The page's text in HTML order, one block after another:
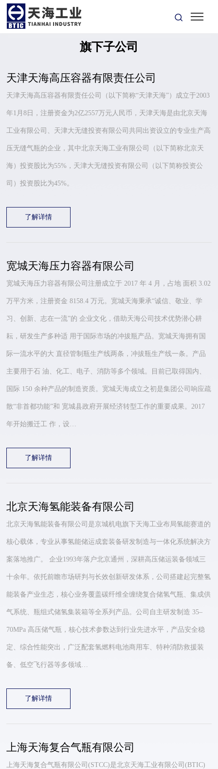
旗下子公司
旗下子公司
天津天海高压容器有限责任公司
天津天海高压容器有限责任公司（以下简称“天津天海”）成立于2003
年1月8日，注册资金为2亿2557万元人民币，天津天海是由北京天海
工业有限公司、天津大无缝投资有限公司共同出资设立的专业生产高
压无缝气瓶的企业，其中北京天海工业有限公司（以下简称北京天
海）投资股比为55%，天津大无缝投资有限公司（以下简称投资公
司）投资股比为45%。
了解详情
宽城天海压力容器有限公司
宽城天海压力容器有限公司注册成立于 2017 年 4 月，占地 面积 3.02
万平方米，注册资金 8158.4 万元。宽城天海秉承“诚信、敬业、学
习、创新、志在一流”的 企业文化，借助天海公司技术优势潜心耕
耘，研发生产多种适 用于国际市场的冲拔瓶产品。宽城天海拥有国
际一流水平的大 直径管制瓶生产线两条，冲拔瓶生产线一条。产品
主要用于石 油、化工、电子、消防等多个领域。目前已取得国内、
国际 150 余种产品的制造资质。宽城天海成立之初是集团公司响应疏
散“非首都功能”和 宽城县政府开展经济转型工作的重要成果。2017
年开始搬迁工 作，设…
了解详情
北京天海氢能装备有限公司
北京天海氢能装备有限公司是京城机电旗下天海工业布局氢能赛道的
核心载体，专业从事氢能储运成套装备研发制造与一体化系统解决方
案落地推广。 企业1993年落户北京通州，深耕高压储运装备领域三
十余年。依托前瞻市场研判与长效创新研发体系，公司搭建起完整氢
能装备产业生态，核心业务覆盖碳纤维全缠绕复合储氢气瓶、集成供
气系统、瓶组式储氢集装箱等全系列产品。公司自主研发制造 35–
70MPa 高压储气瓶，核心技术参数达到行业先进水平，产品安全稳
定、综合性能突出，广泛配套氢燃料电池商用车、特种消防救援装
备、低空飞行器等多领域…
了解详情
上海天海复合气瓶有限公司
上海天海复合气瓶有限公司(STCC)是北京天海工业有限公司(BTIC)